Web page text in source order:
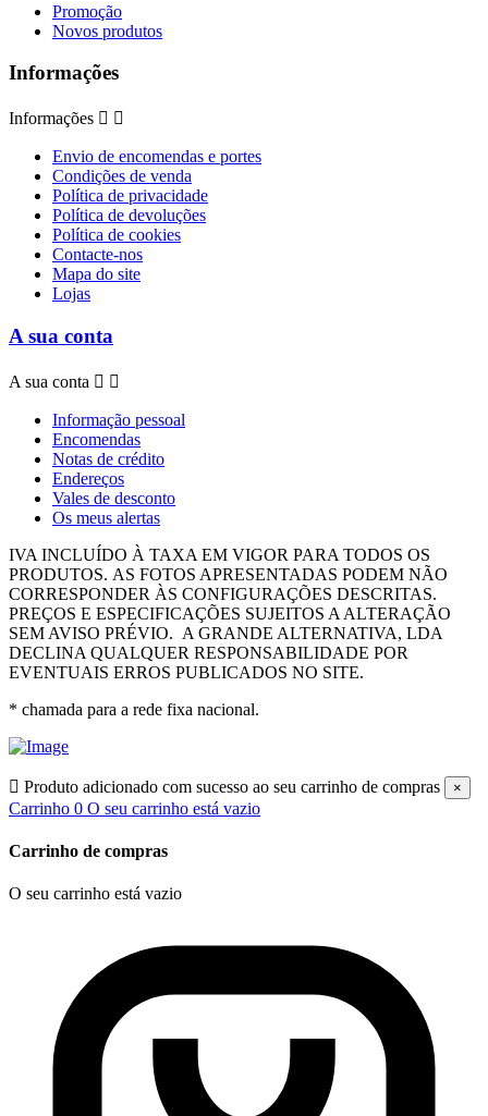
Promoção
Novos produtos
Informações
Informações  
Envio de encomendas e portes
Condições de venda
Política de privacidade
Política de devoluções
Política de cookies
Contacte-nos
Mapa do site
Lojas
A sua conta
A sua conta  
Informação pessoal
Encomendas
Notas de crédito
Endereços
Vales de desconto
Os meus alertas
IVA INCLUÍDO À TAXA EM VIGOR PARA TODOS OS
PRODUTOS. AS FOTOS APRESENTADAS PODEM NÃO
CORRESPONDER ÀS CONFIGURAÇÕES DESCRITAS.
PREÇOS E ESPECIFICAÇÕES SUJEITOS A ALTERAÇÃO
SEM AVISO PRÉVIO. A GRANDE ALTERNATIVA, LDA
DECLINA QUALQUER RESPONSABILIDADE POR
EVENTUAIS ERROS PUBLICADOS NO SITE.
* chamada para a rede fixa nacional.
 Produto adicionado com sucesso ao seu carrinho de compras ×
Carrinho 0 O seu carrinho está vazio
Carrinho de compras
O seu carrinho está vazio